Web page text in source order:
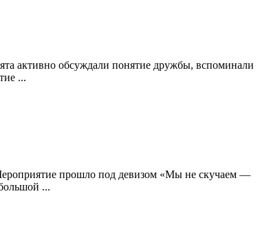
активно обсуждали понятие дружбы, вспоминали
...
прошло под девизом «Мы не скучаем —
...